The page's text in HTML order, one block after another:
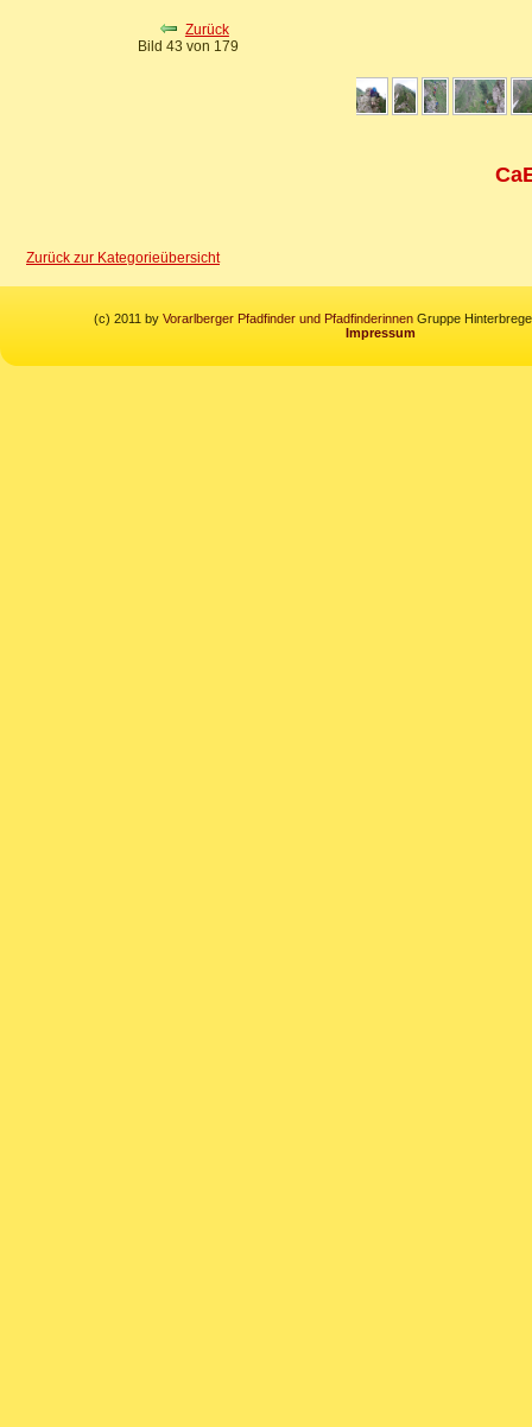
Zurück
Bild 43 von 179
Zurück zur Kategorieübersicht
(c) 2011 by Vorarlberger Pfadfinder und PfadfinderinnenGruppe
Impressum